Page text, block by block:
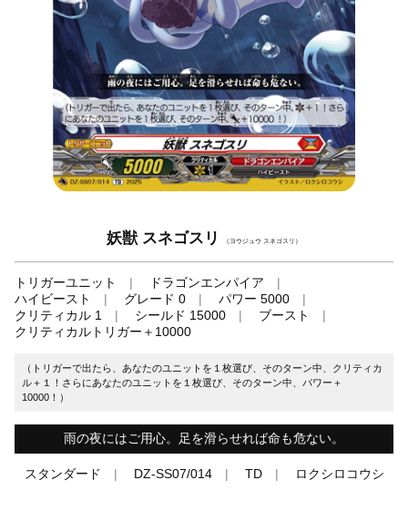
妖獣 スネゴスリ （ヨウジュウ スネゴスリ）
トリガーユニット
ドラゴンエンパイア
ハイビースト
グレード 0
パワー 5000
クリティカル 1
シールド 15000
ブースト
クリティカルトリガー＋10000
（トリガーで出たら、あなたのユニットを１枚選び、そのターン中、クリティカ
ル＋１！さらにあなたのユニットを１枚選び、そのターン中、パワー＋
10000！）
雨の夜にはご用心。足を滑らせれば命も危ない。
スタンダード DZ-SS07/014 TD ロクシロコウシ